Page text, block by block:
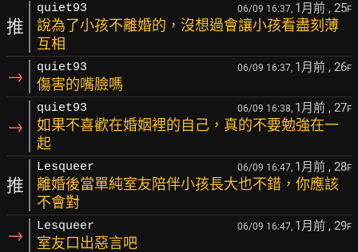
推
quiet93 06/09 16:37, 1月前 , 25F
說為了小孩不離婚的，沒想過會讓小孩看盡刻薄
互相
→ quiet93 06/09 16:37, 1月前 , 26F
傷害的嘴臉嗎
→
quiet93 06/09 16:38, 1月前 , 27F
如果不喜歡在婚姻裡的自己，真的不要勉強在一
起
推
Lesqueer 06/09 16:47, 1月前 , 28F
離婚後當單純室友陪伴小孩長大也不錯，你應該
不會對
→ Lesqueer 06/09 16:47, 1月前 , 29F
室友口出惡言吧